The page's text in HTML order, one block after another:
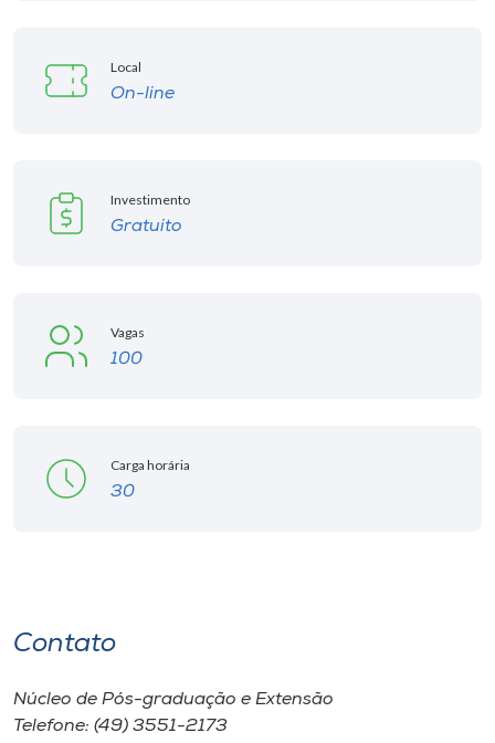
Local
On-line
Investimento
Gratuito
Vagas
100
Carga horária
30
Contato
Núcleo de Pós-graduação e Extensão
Telefone: (49) 3551-2173